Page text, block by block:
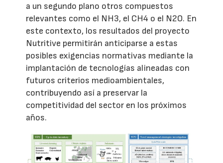
a un segundo plano otros compuestos
relevantes como el NH3, el CH4 o el N2O. En
este contexto, los resultados del proyecto
Nutritive permitirán anticiparse a estas
posibles exigencias normativas mediante la
implantación de tecnologías alineadas con
futuros criterios medioambientales,
contribuyendo así a preservar la
competitividad del sector en los próximos
años.